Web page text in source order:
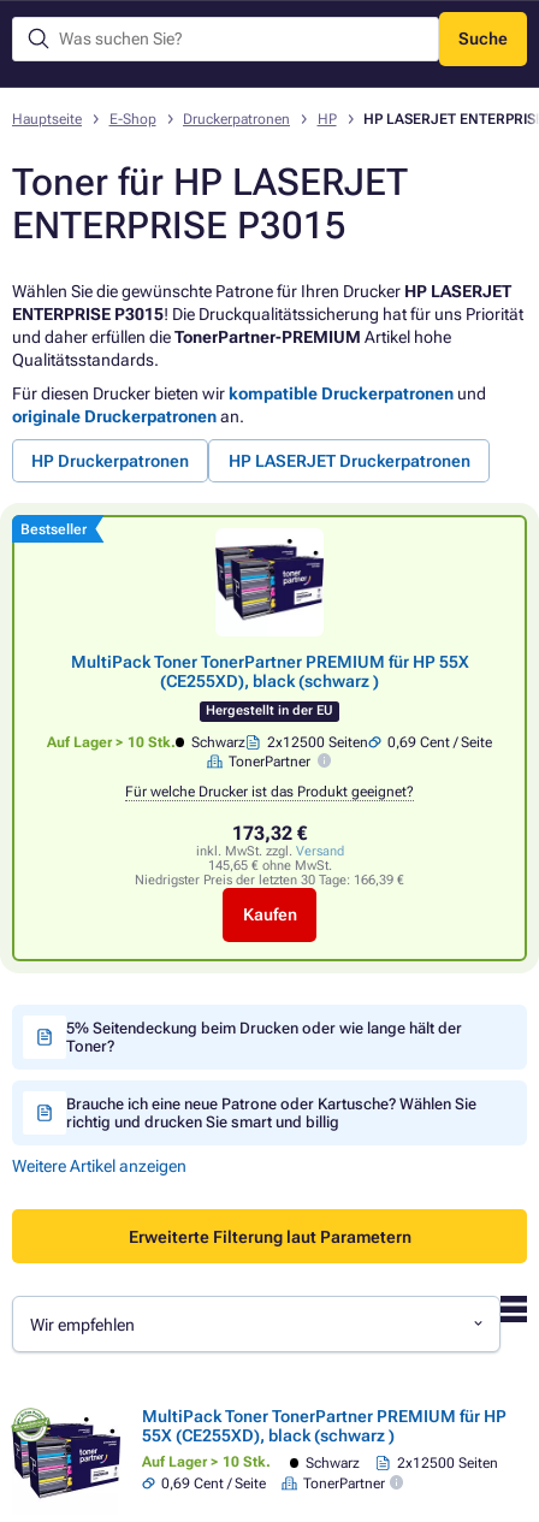
Suche
Menü
Hauptseite E-Shop Druckerpatronen HP HP LASERJET
Toner für HP LASERJET
ENTERPRISE P3015
Wählen Sie die gewünschte Patrone für Ihren Drucker HP LASERJET
ENTERPRISE P3015! Die Druckqualitätssicherung hat für uns Priorität
und daher erfüllen dieTonerPartner-PREMIUM Artikel hohe
Qualitätsstandards.
Für diesen Drucker bieten wir kompatible Druckerpatronen und
originale Druckerpatronenan.
HP Druckerpatronen HP LASERJET Druckerpatronen
Bestseller
MultiPack Toner TonerPartner PREMIUM für HP 55X
(CE255XD), black (schwarz )
Hergestellt in der EU
Auf Lager > 10 Stk. Schwarz 2x12500 Seiten
0,69 Cent / Seite
TonerPartner
Für welche Drucker ist das Produkt geeignet?
173,32 €
inkl. MwSt. zzgl. Versand
145,65 € ohne MwSt.
Niedrigster Preis der letzten 30 Tage: 166,39 €
Kaufen
5% Seitendeckung beim Drucken oder wie lange hält der
Toner?
Brauche ich eine neue Patrone oder Kartusche? Wählen Sie
richtig und drucken Sie smart und billig
Weitere Artikel anzeigen
Erweiterte Filterung laut Parametern
Wir empfehlen
MultiPack Toner TonerPartner PREMIUM für HP
55X (CE255XD), black (schwarz )
Auf Lager > 10 Stk. Schwarz
2x12500 Seiten
0,69 Cent / Seite
TonerPartner